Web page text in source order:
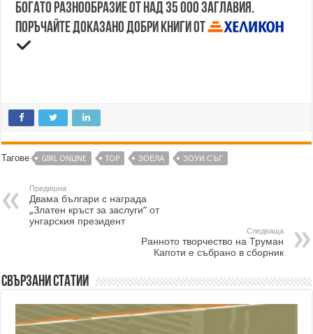
Богато разнообразие от над 35 000 заглавия.
Поръчайте доказано добри книги от
Тагове GIRL ONLINE TOP ЗОЕЛА ЗОУИ СЪГ
Предишна
Двама българи с награда
„Златен кръст за заслуги“ от
унгарския президент
Следваща
Ранното творчество на Труман
Капоти е събрано в сборник
Свързани статии